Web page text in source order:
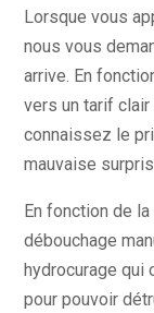
Lorsque vous
nous vous
arrive. En
vers un tarif
connaissez le
mauvaise
En fonction de
débouchage
hydrocurage qui
pour pouvoir